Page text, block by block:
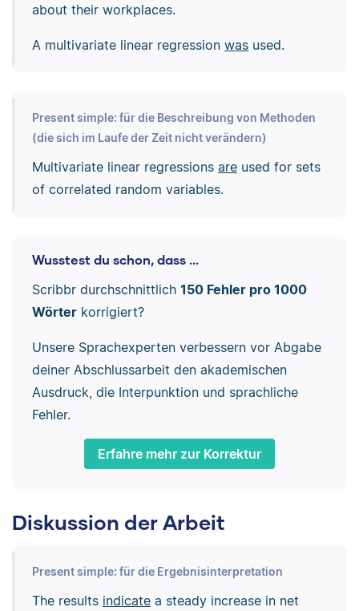
about their workplaces.
A multivariate linear regression wasused.
Present simple: für die Beschreibung von Methoden
(die sich im Laufe der Zeit nicht verändern)
Multivariate linear regressions areused for sets
of correlated random variables.
Wusstest du schon, dass ...
Scribbr durchschnittlich 150 Fehler pro 1000
Wörterkorrigiert?
Unsere Sprachexperten verbessern vor Abgabe
deiner Abschlussarbeit den akademischen
Ausdruck, die Interpunktion und sprachliche
Fehler.
Erfahre mehr zur Korrektur
Diskussion der Arbeit
Present simple: für die Ergebnisinterpretation
The results indicatea steady increase in net